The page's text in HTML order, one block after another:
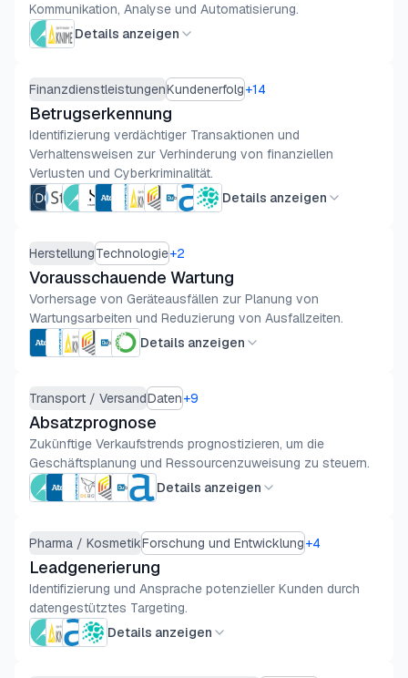
Kommunikation, Analyse und Automatisierung.
Details anzeigen
FinanzdienstleistungenKundenerfolg+14
Betrugserkennung
Identifizierung verdächtiger Transaktionen und
Verhaltensweisen zur Verhinderung von finanziellen
Verlusten und Cyberkriminalität.
Details anzeigen
HerstellungTechnologie+2
Vorausschauende Wartung
Vorhersage von Geräteausfällen zur Planung von
Wartungsarbeiten und Reduzierung von Ausfallzeiten.
Details anzeigen
Transport / VersandDaten+9
Absatzprognose
Zukünftige Verkaufstrends prognostizieren, um die
Geschäftsplanung und Ressourcenzuweisung zu steuern.
Details anzeigen
Pharma / KosmetikForschung und Entwicklung+4
Leadgenerierung
Identifizierung und Ansprache potenzieller Kunden durch
datengestütztes Targeting.
Details anzeigen
FAQs